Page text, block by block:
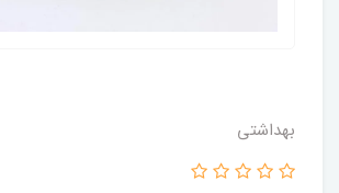
بهداشتی